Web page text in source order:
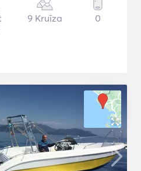
9 Kruīza 0